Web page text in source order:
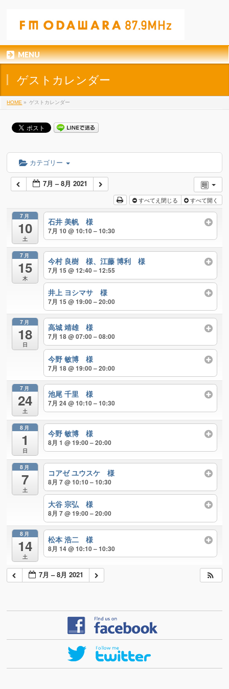
MENU
ゲストカレンダー
HOME » ゲストカレンダー
カテゴリー
7月 – 8月 2021
すべてえ閉じる すべて開く
7月
10
土
石井 美帆 様
7月 10 @ 10:10 – 10:30
7月
15
木
今村 良樹 様、江藤 博利 様
7月 15 @ 12:40 – 12:55
井上 ヨシマサ 様
7月 15 @ 19:00 – 20:00
7月
18
日
高城 靖雄 様
7月 18 @ 07:00 – 08:00
今野 敏博 様
7月 18 @ 19:00 – 20:00
7月
24
土
池尾 千里 様
7月 24 @ 10:10 – 10:30
8月
1
日
今野 敏博 様
8月 1 @ 19:00 – 20:00
8月
7
土
コアゼ ユウスケ 様
8月 7 @ 10:10 – 10:30
大谷 宗弘 様
8月 7 @ 19:00 – 20:00
8月
14
土
松本 浩二 様
8月 14 @ 10:10 – 10:30
7月 – 8月 2021